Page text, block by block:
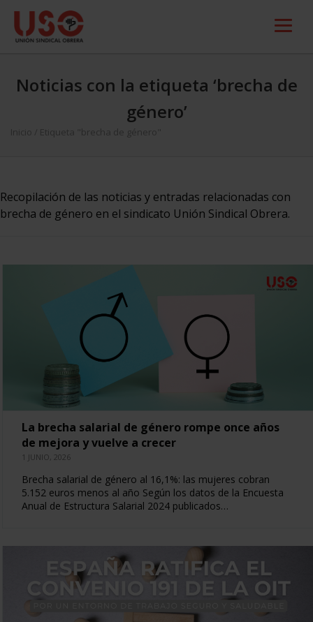
Noticias con la etiqueta ‘brecha de
género’
Inicio Etiqueta "brecha de género"
Recopilación de las noticias y entradas relacionadas con
brecha de género en el sindicato Unión Sindical Obrera.
La brecha salarial de género rompe once años
de mejora y vuelve a crecer
1 JUNIO, 2026
Brecha salarial de género al 16,1%: las mujeres cobran
5.152 euros menos al año Según los datos de la Encuesta
Anual de Estructura Salarial 2024 publicados…